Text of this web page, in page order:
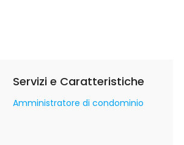
Servizi e Caratteristiche
Amministratore di condominio